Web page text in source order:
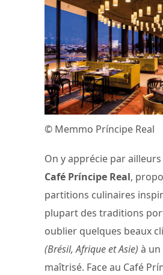
© Memmo Príncipe Real
On y apprécie par
Café Príncipe Real,
partitions culinaires
plupart des traditions
oublier quelques beaux
(Brésil, Afrique et Asie) à
maîtrisé. Face au Café